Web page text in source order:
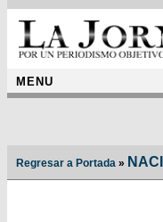
MENU
Regresar a Portada »